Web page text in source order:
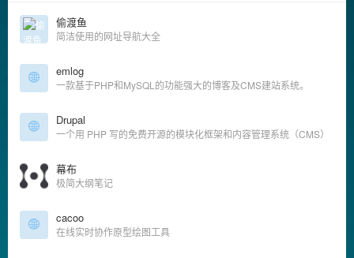
偷渡鱼
简洁使用的网址导航大全
emlog
一款基于PHP和MySQL的功能强大的博客及CMS建站系统。
Drupal
一个用 PHP 写的免费开源的模块化框架和内容管理系统（CMS）
幕布
极简大纲笔记
cacoo
在线实时协作原型绘图工具